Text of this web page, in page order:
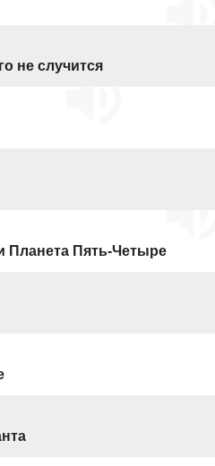
не случится
Планета Пять-Четыре